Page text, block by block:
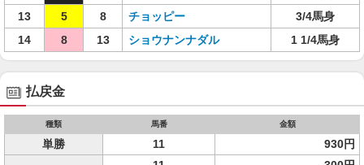
13
5 8 チョッピー
3/4馬身
14
8 13 ショウナンナダル 1 1/4馬身
払戻金
種類 馬番 金額
単勝 11 930円